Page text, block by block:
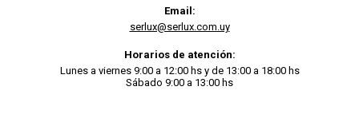
Email:
serlux@serlux.com.uy
Horarios de atención:
Lunes a viernes 9:00 a 12:00 hs y de 13:00 a 18:00 hs
Sábado 9:00 a 13:00 hs